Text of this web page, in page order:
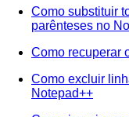
Como substituir
parênteses no
Como recuperar
Como excluir
Notepad++